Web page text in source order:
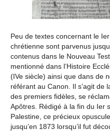
Peu de textes concernant le
chrétienne sont parvenus
contenus dans le Nouveau
mentionné dans l’Histoire
(IVe siècle) ainsi que dans de
référant au Canon. Il s’agit de
des premiers fidèles, se
Apôtres. Rédigé à la fin du Ier
Palestine, ce précieux
jusqu’en 1873 lorsqu’il fut